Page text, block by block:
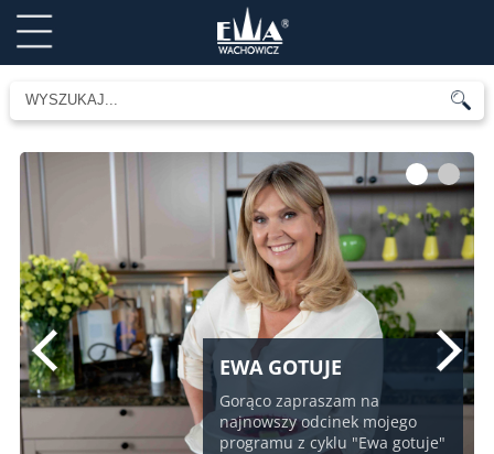
EWA GOTUJE
Gorąco zapraszam na
najnowszy odcinek mojego
programu z cyklu "Ewa gotuje"
1 2